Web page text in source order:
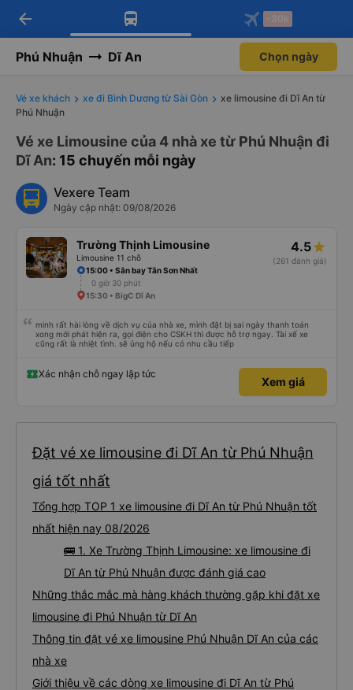
Tải app Vexere ngay!
Nhận ưu đãi thành viên độc
Mở app
Tải app Vexere
-30k/ghế khi đặt vé máy bay qua
Mở app
arrow_back -30k
Phú Nhuận Dĩ An Chọn ngày
Vé xe khách xe đi Bình Dương từ Sài Gòn
xe limousine đi Dĩ An từ
Phú Nhuận
Vé xe Limousine của 4 nhà xe từ Phú Nhuận đi
Dĩ An: 15 chuyến mỗi ngày
Vexere Team
Ngày cập nhật: 09/08/2026
Trường Thịnh Limousine
Limousine 11 chỗ
4.5
(261 đánh giá)
15:00 • Sân bay Tân Sơn Nhất
0 giờ 30 phút
15:30 • BigC Dĩ An
mình rất hài lòng về dịch vụ của nhà xe, mình đặt bị sai ngày thanh toán
xong mới phát hiện ra, gọi điện cho CSKH thì được hỗ trợ ngay. Tài xế xe
cũng rất là nhiệt tình. sẽ ủng hộ nếu có nhu cầu tiếp
Xác nhận chỗ ngay lập tức
Xem giá
Đặt vé xe limousine đi Dĩ An từ Phú Nhuận
giá tốt nhất
Tổng hợp TOP 1 xe limousine đi Dĩ An từ Phú Nhuận tốt
nhất hiện nay 08/2026
🚌 1. Xe Trường Thịnh Limousine: xe limousine đi
Dĩ An từ Phú Nhuận được đánh giá cao
Những thắc mắc mà hàng khách thường gặp khi đặt xe
limousine đi Phú Nhuận từ Dĩ An
Thông tin đặt vé xe limousine Phú Nhuận Dĩ An của các
nhà xe
Giới thiệu về các dòng xe limousine đi Dĩ An từ Phú